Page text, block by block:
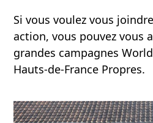
Si vous voulez vous
action, vous pouvez vous
grandes campagnes
Hauts-de-France Propres.